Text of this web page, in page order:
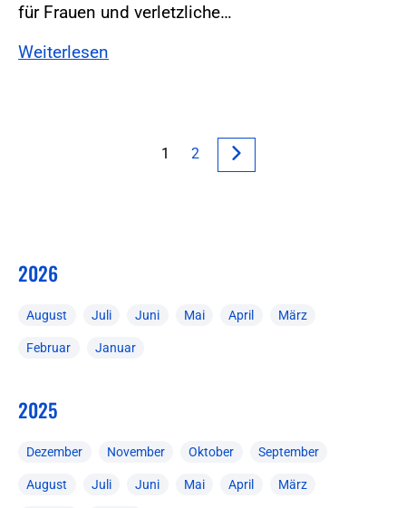
für Frauen und verletzliche…
Weiterlesen
1 2
2026
August Juli Juni Mai April März
Februar Januar
2025
Dezember November Oktober September
August Juli Juni Mai April März